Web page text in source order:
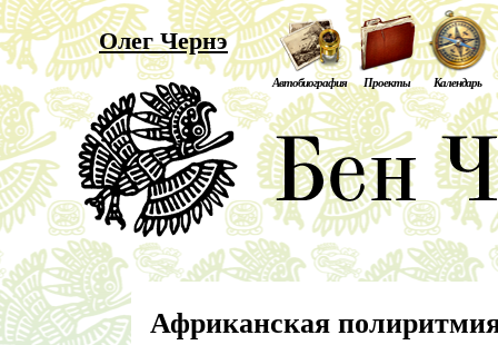
Олег Чернэ
Автобиография Проекты Календарь
Африканская